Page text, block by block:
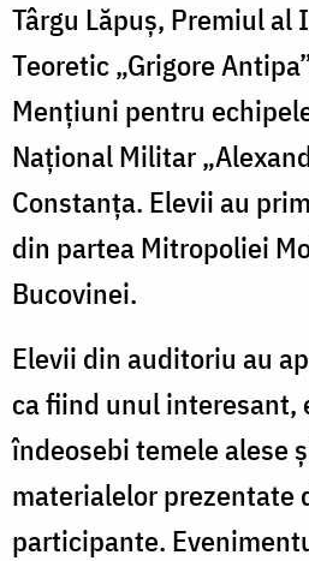
Târgu Lăpuș, Premiul
Teoretic „Grigore
Mențiuni pentru
Național Militar
Constanța. Elevii au
din partea Mitropoliei
Bucovinei.
Elevii din auditoriu au
ca fiind unul interesant,
îndeosebi temele alese
materialelor prezentate
participante.